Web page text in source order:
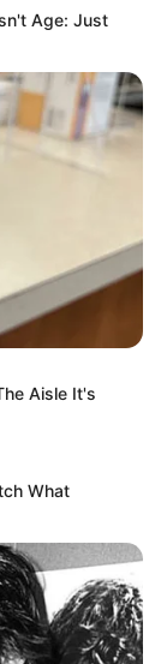
preencha
você só
a o
do porta
Age: Just
Aisle It's
What